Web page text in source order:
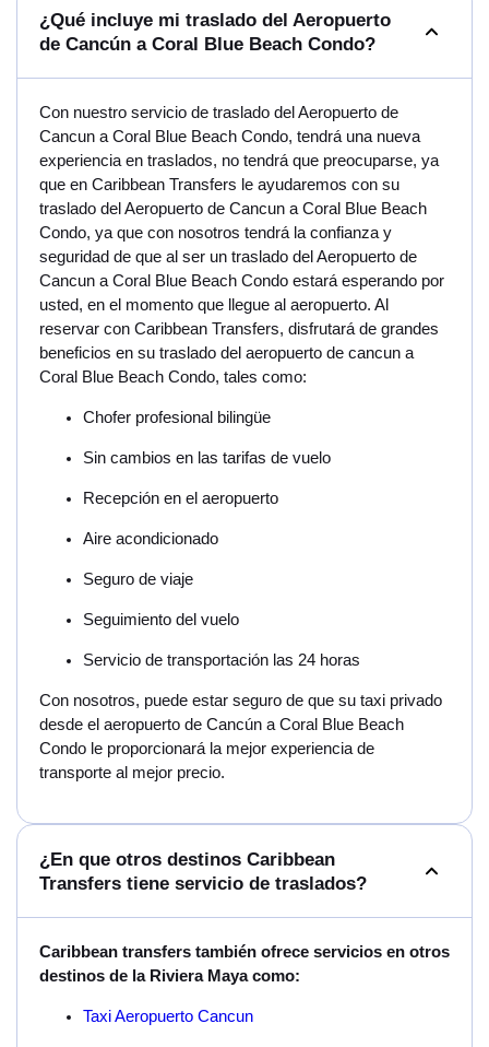
¿Qué incluye mi traslado del Aeropuerto
de Cancún a Coral Blue Beach Condo?
Con nuestro servicio de traslado del Aeropuerto de
Cancun a Coral Blue Beach Condo, tendrá una nueva
experiencia en traslados, no tendrá que preocuparse, ya
que en Caribbean Transfers le ayudaremos con su
traslado del Aeropuerto de Cancun a Coral Blue Beach
Condo, ya que con nosotros tendrá la confianza y
seguridad de que al ser un traslado del Aeropuerto de
Cancun a Coral Blue Beach Condo estará esperando por
usted, en el momento que llegue al aeropuerto. Al
reservar con Caribbean Transfers, disfrutará de grandes
beneficios en su traslado del aeropuerto de cancun a
Coral Blue Beach Condo, tales como:
Chofer profesional bilingüe
Sin cambios en las tarifas de vuelo
Recepción en el aeropuerto
Aire acondicionado
Seguro de viaje
Seguimiento del vuelo
Servicio de transportación las 24 horas
Con nosotros, puede estar seguro de que su taxi privado
desde el aeropuerto de Cancún a Coral Blue Beach
Condo le proporcionará la mejor experiencia de
transporte al mejor precio.
¿En que otros destinos Caribbean
Transfers tiene servicio de traslados?
Caribbean transfers también ofrece servicios en otros
destinos de la Riviera Maya como:
Taxi Aeropuerto Cancun